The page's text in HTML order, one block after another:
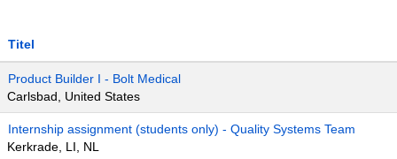
Titel
Product Builder I - Bolt Medical
Carlsbad, United States
Internship assignment (students only) - Quality Systems Team
Kerkrade, LI, NL